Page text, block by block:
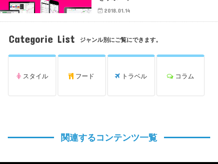
2018.01.14
Categorie List ジャンル別にご覧にできます。
スタイル フード トラベル コラム
関連するコンテンツ一覧